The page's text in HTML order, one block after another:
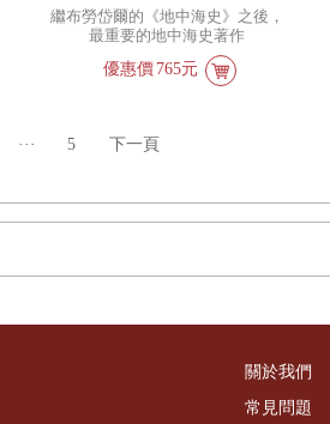
繼布勞岱爾的《地中海史》之後，
最重要的地中海史著作
優惠價 765元
··· 5 下一頁
關於我們
常見問題